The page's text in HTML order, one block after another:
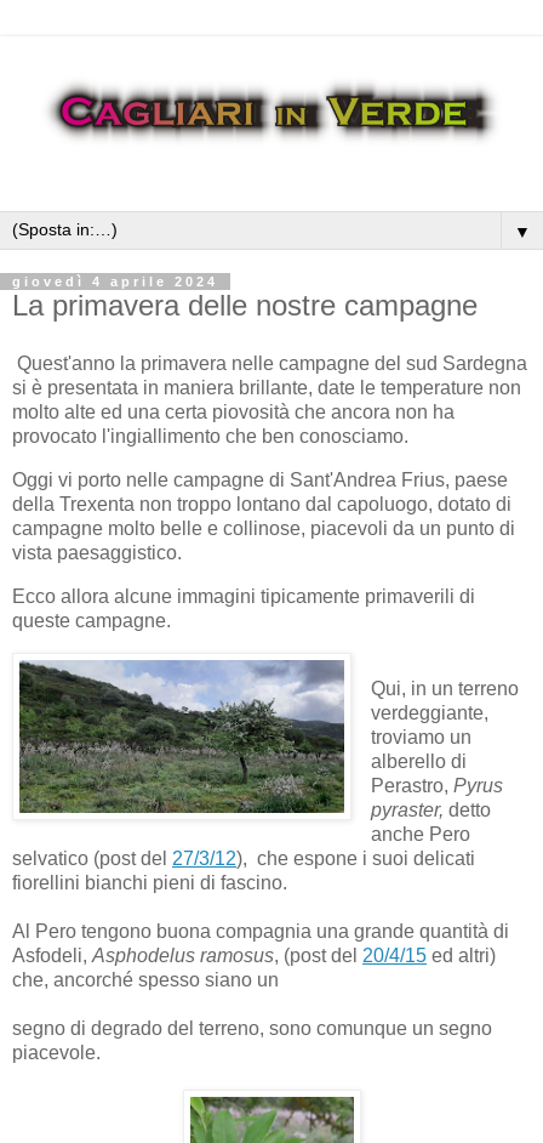
▼
giovedì 4 aprile 2024
La primavera delle nostre campagne
Quest'anno la primavera nelle campagne del sud Sardegna
si è presentata in maniera brillante, date le temperature non
molto alte ed una certa piovosità che ancora non ha
provocato l'ingiallimento che ben conosciamo.
Oggi vi porto nelle campagne di Sant'Andrea Frius, paese
della Trexenta non troppo lontano dal capoluogo, dotato di
campagne molto belle e collinose, piacevoli da un punto di
vista paesaggistico.
Ecco allora alcune immagini tipicamente primaverili di
queste campagne.
Qui, in un terreno
verdeggiante,
troviamo un
alberello di
Perastro, Pyrus
pyraster, detto
anche Pero
selvatico (post del 27/3/12), che espone i suoi delicati
fiorellini bianchi pieni di fascino.
Al Pero tengono buona compagnia una grande quantità di
Asfodeli, Asphodelus ramosus, (post del 20/4/15 ed altri)
che, ancorché spesso siano un
segno di degrado del terreno, sono comunque un segno
piacevole.